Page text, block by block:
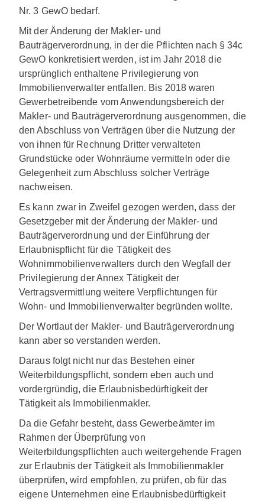
Nr. 3 GewO bedarf.
Mit der Änderung der Makler- und
Bauträgerverordnung, in der die Pflichten nach § 34c
GewO konkretisiert werden, ist im Jahr 2018 die
ursprünglich enthaltene Privilegierung von
Immobilienverwalter entfallen. Bis 2018 waren
Gewerbetreibende vom Anwendungsbereich der
Makler- und Bauträgerverordnung ausgenommen, die
den Abschluss von Verträgen über die Nutzung der
von ihnen für Rechnung Dritter verwalteten
Grundstücke oder Wohnräume vermitteln oder die
Gelegenheit zum Abschluss solcher Verträge
nachweisen.
Es kann zwar in Zweifel gezogen werden, dass der
Gesetzgeber mit der Änderung der Makler- und
Bauträgerverordnung und der Einführung der
Erlaubnispflicht für die Tätigkeit des
Wohnimmobilienverwalters durch den Wegfall der
Privilegierung der Annex Tätigkeit der
Vertragsvermittlung weitere Verpflichtungen für
Wohn- und Immobilienverwalter begründen wollte.
Der Wortlaut der Makler- und Bauträgerverordnung
kann aber so verstanden werden.
Daraus folgt nicht nur das Bestehen einer
Weiterbildungspflicht, sondern eben auch und
vordergründig, die Erlaubnisbedürftigkeit der
Tätigkeit als Immobilienmakler.
Da die Gefahr besteht, dass Gewerbeämter im
Rahmen der Überprüfung von
Weiterbildungspflichten auch weitergehende Fragen
zur Erlaubnis der Tätigkeit als Immobilienmakler
überprüfen, wird empfohlen, zu prüfen, ob für das
eigene Unternehmen eine Erlaubnisbedürftigkeit